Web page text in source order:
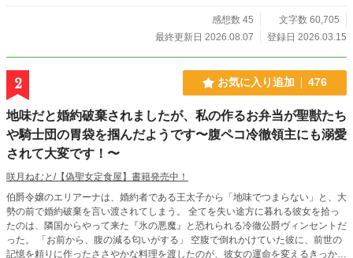
感想数 45
文字数 60,705
最終更新日 2026.08.07
登録日 2026.03.15
2 お気に入り追加 476
地味だと婚約破棄されましたが、私の作るお弁当が聖獣たち
や騎士団の胃袋を掴んだようです〜腹ペコ冷徹領主にも溺愛
されて大変です！〜
咲月ねむと/【偽聖女定食屋】書籍発売中！
伯爵令嬢のエリアーナは、婚約者である王太子から「地味でつまらない」と、大
勢の前で婚約破棄を言い渡されてしまう。 全てを失い途方に暮れる彼女を拾っ
たのは、隣国からやって来た『氷の悪魔』と恐れられる冷徹公爵ヴィンセントだ
った。 ​「お前から、腹の減る匂いがする」 ​空腹で倒れかけていた彼に、前世の
記憶を頼りに作ったささやかな料理を渡したのが、彼女の運命を変えるきっかけ